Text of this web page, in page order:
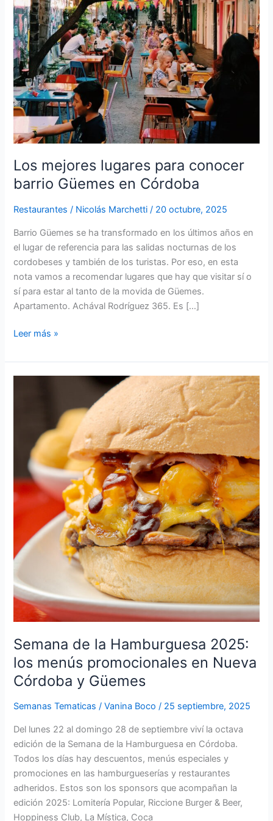
Los mejores lugares para conocer
barrio Güemes en Córdoba
Restaurantes / Nicolás Marchetti/ 20 octubre, 2025
Barrio Güemes se ha transformado en los últimos años en
el lugar de referencia para las salidas nocturnas de los
cordobeses y también de los turistas. Por eso, en esta
nota vamos a recomendar lugares que hay que visitar sí o
sí para estar al tanto de la movida de Güemes.
Apartamento. Achával Rodríguez 365. Es […]
en
Córdoba
Leer más »
Semana de la Hamburguesa 2025:
los menús promocionales en Nueva
Córdoba y Güemes
Semanas Tematicas /Vanina Boco/ 25 septiembre, 2025
Del lunes 22 al domingo 28 de septiembre viví la octava
edición de la Semana de la Hamburguesa en Córdoba.
Todos los días hay descuentos, menús especiales y
promociones en las hamburgueserías y restaurantes
adheridos. Estos son los sponsors que acompañan la
edición 2025: Lomitería Popular, Riccione Burger & Beer,
Hoppiness Club, La Mística, Coca
Hamburguesa
2025:
menús
promocionales
en
Nueva
Córdoba
y
Güemes